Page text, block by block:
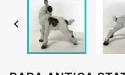
